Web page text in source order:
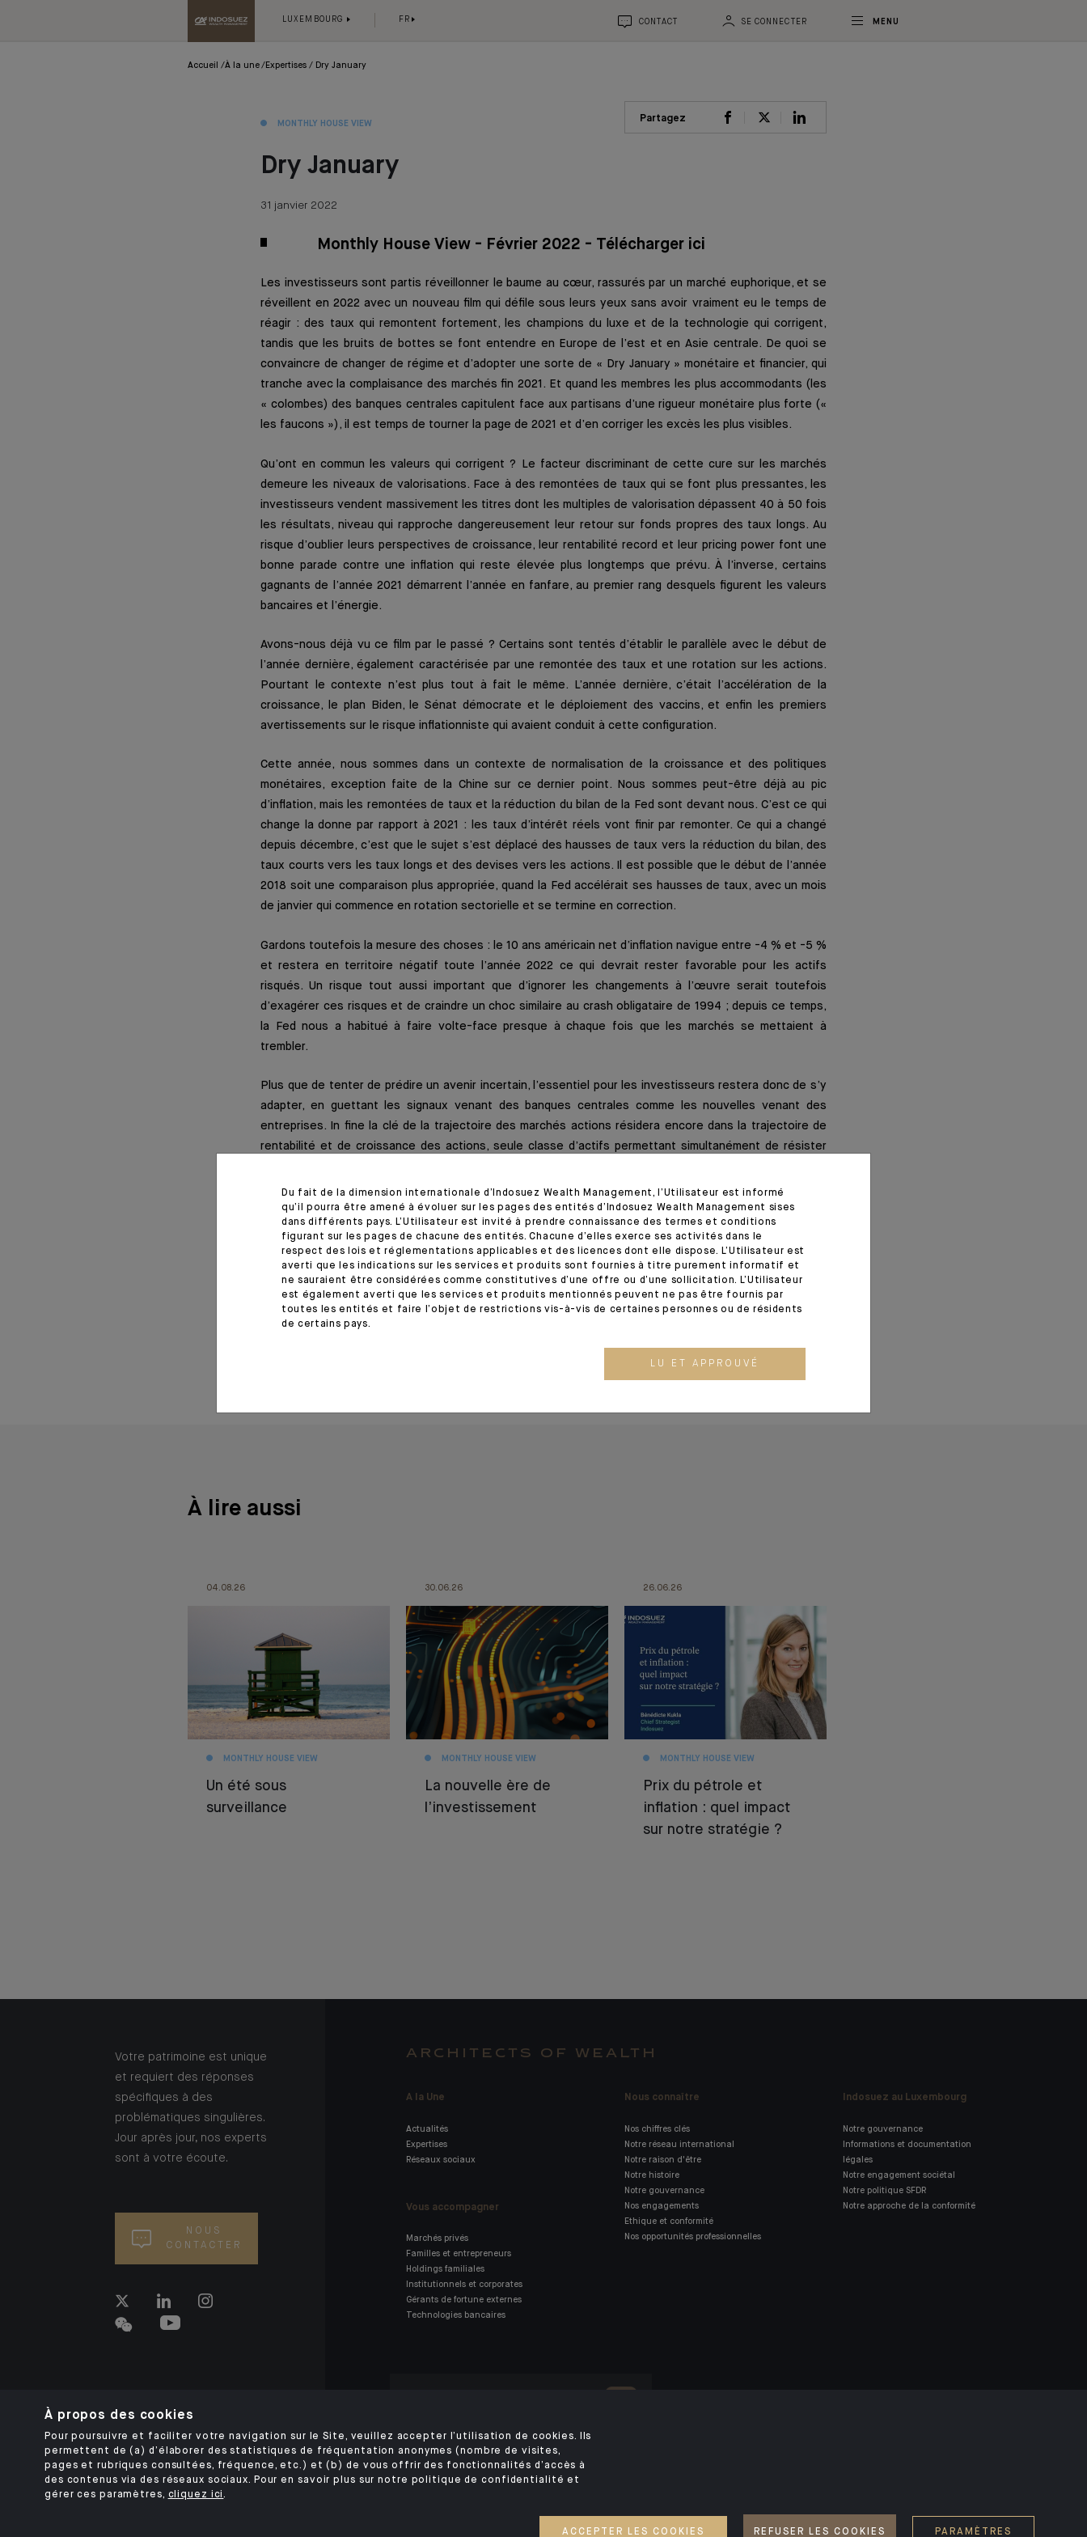
LUXEMBOURG FR CONTACT SE CONNECTER MENU
Accueil À la une Expertises Dry January
MONTHLY HOUSE VIEW Partagez
Dry January
31 janvier 2022
Monthly House View - Février 2022 - Télécharger ici
Les investisseurs sont partis réveillonner le baume au cœur, rassurés par un marché euphorique, et se
réveillent en 2022 avec un nouveau film qui défile sous leurs yeux sans avoir vraiment eu le temps de
réagir : des taux qui remontent fortement, les champions du luxe et de la technologie qui corrigent,
tandis que les bruits de bottes se font entendre en Europe de l’est et en Asie centrale. De quoi se
convaincre de changer de régime et d’adopter une sorte de « Dry January » monétaire et financier, qui
tranche avec la complaisance des marchés fin 2021. Et quand les membres les plus accommodants (les
« colombes) des banques centrales capitulent face aux partisans d’une rigueur monétaire plus forte («
les faucons »), il est temps de tourner la page de 2021 et d’en corriger les excès les plus visibles.
Qu’ont en commun les valeurs qui corrigent ? Le facteur discriminant de cette cure sur les marchés
demeure les niveaux de valorisations. Face à des remontées de taux qui se font plus pressantes, les
investisseurs vendent massivement les titres dont les multiples de valorisation dépassent 40 à 50 fois
les résultats, niveau qui rapproche dangereusement leur retour sur fonds propres des taux longs. Au
risque d’oublier leurs perspectives de croissance, leur rentabilité record et leur pricing power font une
bonne parade contre une inflation qui reste élevée plus longtemps que prévu. À l’inverse, certains
gagnants de l’année 2021 démarrent l’année en fanfare, au premier rang desquels figurent les valeurs
bancaires et l’énergie.
Avons-nous déjà vu ce film par le passé ? Certains sont tentés d’établir le parallèle avec le début de
l’année dernière, également caractérisée par une remontée des taux et une rotation sur les actions.
Pourtant le contexte n’est plus tout à fait le même. L’année dernière, c’était l’accélération de la
croissance, le plan Biden, le Sénat démocrate et le déploiement des vaccins, et enfin les premiers
avertissements sur le risque inflationniste qui avaient conduit à cette configuration.
Cette année, nous sommes dans un contexte de normalisation de la croissance et des politiques
monétaires, exception faite de la Chine sur ce dernier point. Nous sommes peut-être déjà au pic
d’inflation, mais les remontées de taux et la réduction du bilan de la Fed sont devant nous. C’est ce qui
change la donne par rapport à 2021 : les taux d’intérêt réels vont finir par remonter. Ce qui a changé
depuis décembre, c’est que le sujet s’est déplacé des hausses de taux vers la réduction du bilan, des
taux courts vers les taux longs et des devises vers les actions. Il est possible que le début de l’année
2018 soit une comparaison plus appropriée, quand la Fed accélérait ses hausses de taux, avec un mois
de janvier qui commence en rotation sectorielle et se termine en correction.
Gardons toutefois la mesure des choses : le 10 ans américain net d’inflation navigue entre -4 % et -5 %
et restera en territoire négatif toute l’année 2022 ce qui devrait rester favorable pour les actifs
risqués. Un risque tout aussi important que d’ignorer les changements à l’œuvre serait toutefois
d’exagérer ces risques et de craindre un choc similaire au crash obligataire de 1994 ; depuis ce temps,
la Fed nous a habitué à faire volte-face presque à chaque fois que les marchés se mettaient à
trembler.
Plus que de tenter de prédire un avenir incertain, l’essentiel pour les investisseurs restera donc de s’y
adapter, en guettant les signaux venant des banques centrales comme les nouvelles venant des
entreprises. In fine la clé de la trajectoire des marchés actions résidera encore dans la trajectoire de
rentabilité et de croissance des actions, seule classe d’actifs permettant simultanément de résister
La bonne nouvelle, c’est que la volatilité devrait offrir des points d’entrée quasi introuvables en 2021.
Information importante
Monthly House View, paru le 21/01/2022 – Extrait de l'Editorial
À lire aussi
04.08.26
MONTHLY HOUSE VIEW
Un été sous
surveillance
30.06.26
MONTHLY HOUSE VIEW
La nouvelle ère de
l’investissement
26.06.26
MONTHLY HOUSE VIEW
Prix du pétrole et
inflation : quel impact
sur notre stratégie ?
Votre patrimoine est unique
et requiert des réponses
spécifiques à des
problématiques singulières.
Jour après jour, nos experts
sont à votre écoute.
NOUS
CONTACTER
ARCHITECTS OF WEALTH
A la Une
Actualités
Expertises
Réseaux sociaux
Vous accompagner
Marchés privés
Familles et entrepreneurs
Holdings familiales
Institutionnels et corporates
Gérants de fortune externes
Technologies bancaires
Nous connaître
Nos chiffres clés
Notre réseau international
Notre raison d'être
Notre histoire
Notre gouvernance
Nos engagements
Ethique et conformité
Nos opportunités professionnelles
Indosuez au Luxembourg
Notre gouvernance
Informations et documentation
légales
Notre engagement sociétal
Notre politique SFDR
Notre approche de la conformité
MENTIONS LÉGALES DONNÉES PERSONNELLES
ACCESSIBILITÉ : NON CONFORME ACCÈS SOURDS ET MALENTENDANTS
Du fait de la dimension internationale d’Indosuez Wealth Management, l’Utilisateur est informé
qu’il pourra être amené à évoluer sur les pages des entités d’Indosuez Wealth Management sises
dans différents pays. L’Utilisateur est invité à prendre connaissance des termes et conditions
figurant sur les pages de chacune des entités. Chacune d’elles exerce ses activités dans le
respect des lois et réglementations applicables et des licences dont elle dispose. L’Utilisateur est
averti que les indications sur les services et produits sont fournies à titre purement informatif et
ne sauraient être considérées comme constitutives d’une offre ou d’une sollicitation. L’Utilisateur
est également averti que les services et produits mentionnés peuvent ne pas être fournis par
toutes les entités et faire l’objet de restrictions vis-à-vis de certaines personnes ou de résidents
de certains pays.
LU ET APPROUVÉ
À propos des cookies
Pour poursuivre et faciliter votre navigation sur le Site, veuillez accepter l’utilisation de cookies. Ils
permettent de (a) d’élaborer des statistiques de fréquentation anonymes (nombre de visites,
pages et rubriques consultées, fréquence, etc.) et (b) de vous offrir des fonctionnalités d’accès à
des contenus via des réseaux sociaux. Pour en savoir plus sur notre politique de confidentialité et
gérer ces paramètres, cliquez ici.
ACCEPTER LES COOKIES REFUSER LES COOKIES PARAMÈTRES